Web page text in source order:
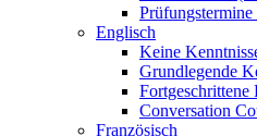
Englisch
Keine
Grundlegende
Conversation
Französisch